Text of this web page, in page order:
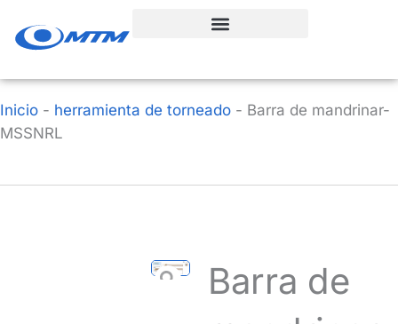
Inicio - herramienta de torneado - Barra de mandrinar-
MSSNRL
Barra de